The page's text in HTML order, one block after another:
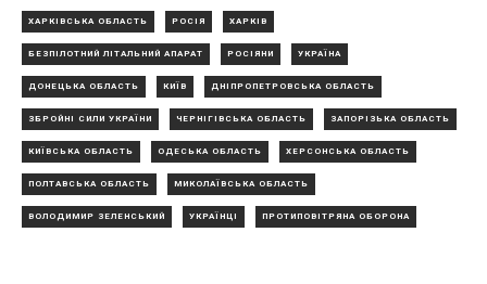
ХАРКІВСЬКА ОБЛАСТЬ РОСІЯ ХАРКІВ
БЕЗПІЛОТНИЙ ЛІТАЛЬНИЙ АПАРАТ РОСІЯНИ УКРАЇНА
ДОНЕЦЬКА ОБЛАСТЬ КИЇВ ДНІПРОПЕТРОВСЬКА ОБЛАСТЬ
ЗБРОЙНІ СИЛИ УКРАЇНИ ЧЕРНІГІВСЬКА ОБЛАСТЬ ЗАПОРІЗЬКА ОБЛАСТЬ
КИЇВСЬКА ОБЛАСТЬ ОДЕСЬКА ОБЛАСТЬ ХЕРСОНСЬКА ОБЛАСТЬ
ПОЛТАВСЬКА ОБЛАСТЬ МИКОЛАЇВСЬКА ОБЛАСТЬ
ВОЛОДИМИР ЗЕЛЕНСЬКИЙ УКРАЇНЦІ ПРОТИПОВІТРЯНА ОБОРОНА